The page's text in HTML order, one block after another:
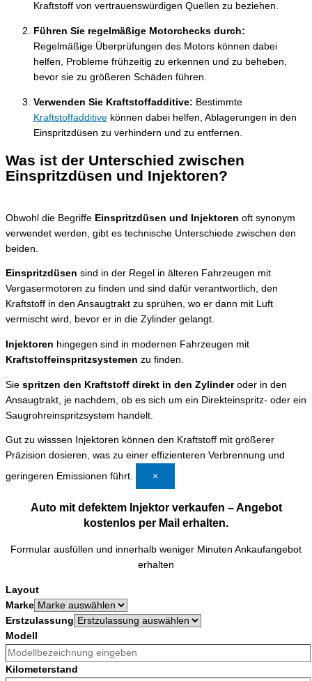
Kraftstoff von vertrauenswürdigen Quellen zu beziehen.
Führen Sie regelmäßige Motorchecks durch:
Regelmäßige Überprüfungen des Motors können dabei
helfen, Probleme frühzeitig zu erkennen und zu beheben,
bevor sie zu größeren Schäden führen.
Verwenden Sie Kraftstoffadditive: Bestimmte
Kraftstoffadditive können dabei helfen, Ablagerungen in den
Einspritzdüsen zu verhindern und zu entfernen.
Was ist der Unterschied zwischen
Einspritzdüsen und Injektoren?
Obwohl die Begriffe Einspritzdüsen und Injektoren oft synonym
verwendet werden, gibt es technische Unterschiede zwischen den
beiden.
Einspritzdüsen sind in der Regel in älteren Fahrzeugen mit
Vergasermotoren zu finden und sind dafür verantwortlich, den
Kraftstoff in den Ansaugtrakt zu sprühen, wo er dann mit Luft
vermischt wird, bevor er in die Zylinder gelangt.
Injektoren hingegen sind in modernen Fahrzeugen mit
Kraftstoffeinspritzsystemen zu finden.
Sie spritzen den Kraftstoff direkt in den Zylinderoder in den
Ansaugtrakt, je nachdem, ob es sich um ein Direkteinspritz- oder ein
Saugrohreinspritzsystem handelt.
Gut zu wisssen
Injektoren können den Kraftstoff mit größerer
Präzision dosieren, was zu einer effizienteren Verbrennung und
geringeren Emissionen führt.
×
Auto mit defektem Injektor verkaufen – Angebot
kostenlos per Mail erhalten.
Formular ausfüllen und innerhalb weniger Minuten Ankaufangebot
erhalten
Layout
Marke
Erstzulassung
Modell
Kilometerstand